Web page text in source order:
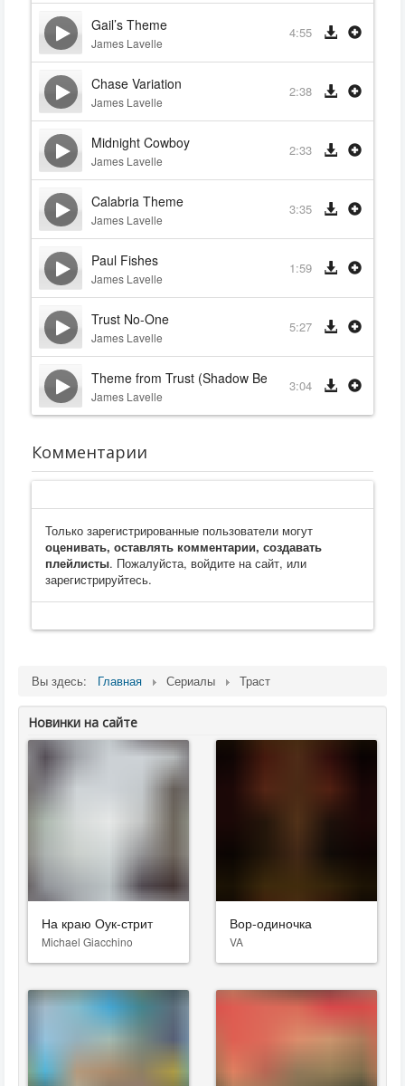
Gail’s Theme
James Lavelle
4:55
Chase Variation
James Lavelle
2:38
Midnight Cowboy
James Lavelle
2:33
Calabria Theme
James Lavelle
3:35
Paul Fishes
James Lavelle
1:59
Trust No-One
James Lavelle
5:27
Theme from Trust (Shadow Beat) (Original Version)
James Lavelle
3:04
Комментарии
Только зарегистрированные пользователи могут
оценивать, оставлять комментарии, создавать
плейлисты. Пожалуйста, войдите на сайт, или
зарегистрируйтесь.
Вы здесь: Главная Сериалы Траст
Новинки на сайте
На краю Оук-стрит
Michael Giacchino
Вор-одиночка
VA